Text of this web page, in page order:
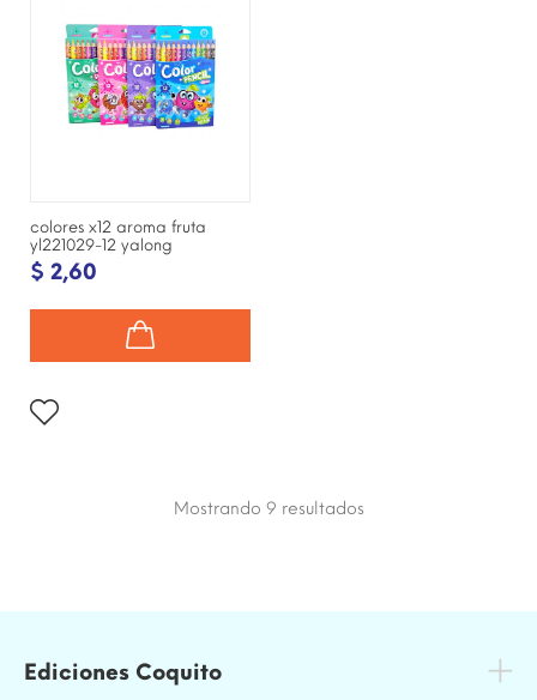
colores x12 aroma fruta
yl221029-12 yalong
$ 2,60
Mostrando 9 resultados
Ediciones Coquito